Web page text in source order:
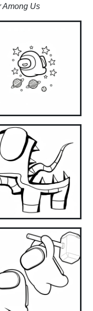
Among Us